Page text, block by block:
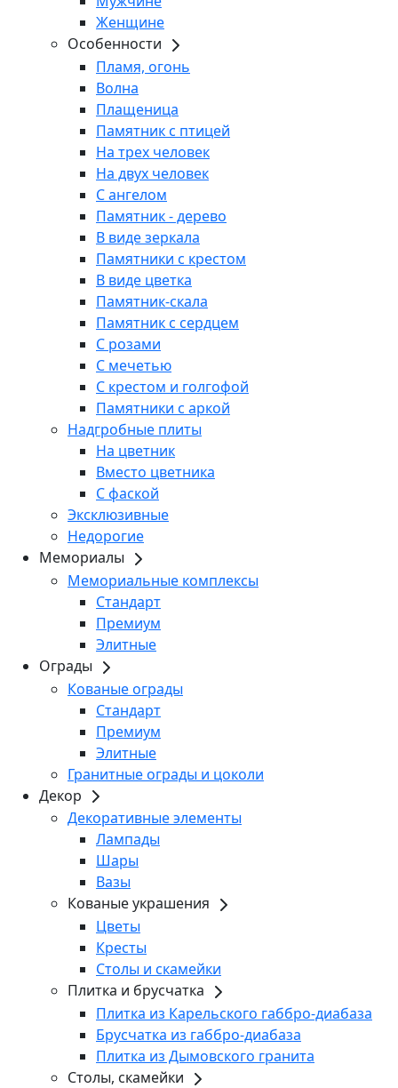
Женщине
Особенности
Пламя, огонь
Волна
Плащеница
Памятник с птицей
На трех человек
На двух человек
С ангелом
Памятник - дерево
В виде зеркала
Памятники с крестом
В виде цветка
Памятник-скала
Памятник с сердцем
С розами
С мечетью
С крестом и голгофой
Памятники с аркой
Надгробные плиты
На цветник
Вместо цветника
С фаской
Эксклюзивные
Недорогие
Мемориалы
Мемориальные комплексы
Стандарт
Премиум
Элитные
Ограды
Кованые ограды
Стандарт
Премиум
Элитные
Гранитные ограды и цоколи
Декор
Декоративные элементы
Лампады
Шары
Вазы
Кованые украшения
Цветы
Кресты
Столы и скамейки
Плитка и брусчатка
Плитка из Карельского габбро-диабаза
Брусчатка из габбро-диабаза
Плитка из Дымовского гранита
Столы, скамейки